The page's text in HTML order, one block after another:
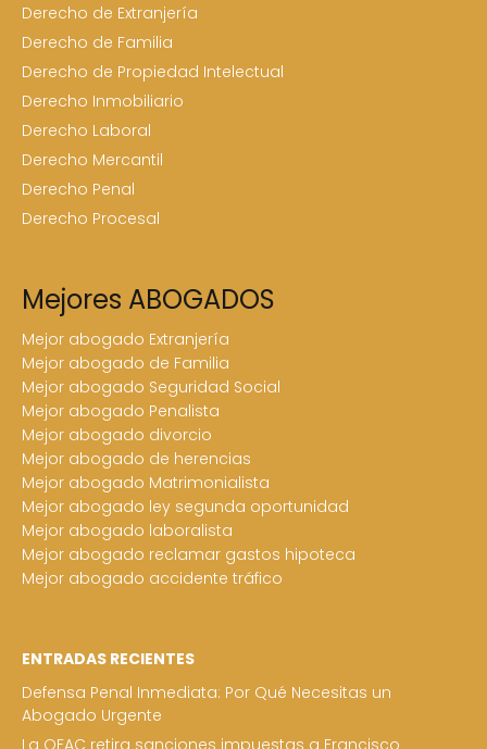
Derecho de Extranjería
Derecho de Familia
Derecho de Propiedad Intelectual
Derecho Inmobiliario
Derecho Laboral
Derecho Mercantil
Derecho Penal
Derecho Procesal
Mejores ABOGADOS
Mejor abogado Extranjería
Mejor abogado de Familia
Mejor abogado Seguridad Social
Mejor abogado Penalista
Mejor abogado divorcio
Mejor abogado de herencias
Mejor abogado Matrimonialista
Mejor abogado ley segunda oportunidad
Mejor abogado laboralista
Mejor abogado reclamar gastos hipoteca
Mejor abogado accidente tráfico
ENTRADAS RECIENTES
Defensa Penal Inmediata: Por Qué Necesitas un
Abogado Urgente
La OFAC retira sanciones impuestas a Francisco